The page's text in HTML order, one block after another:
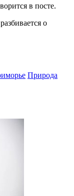
в посте.
о
Природа